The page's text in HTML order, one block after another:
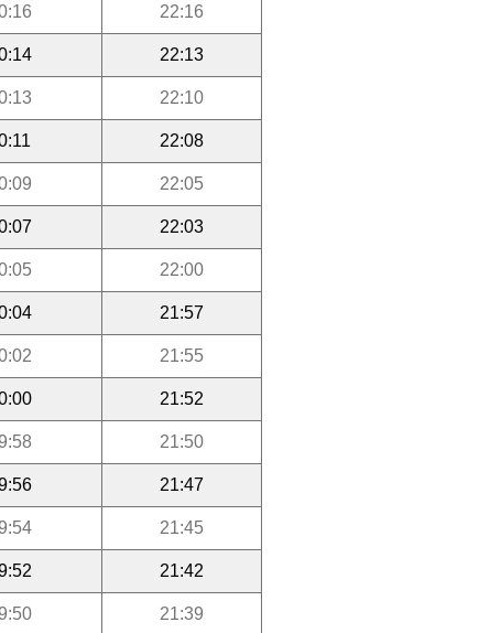
22:16
22:13
22:10
22:08
22:05
22:03
22:00
21:57
21:55
21:52
21:50
21:47
21:45
21:42
21:39